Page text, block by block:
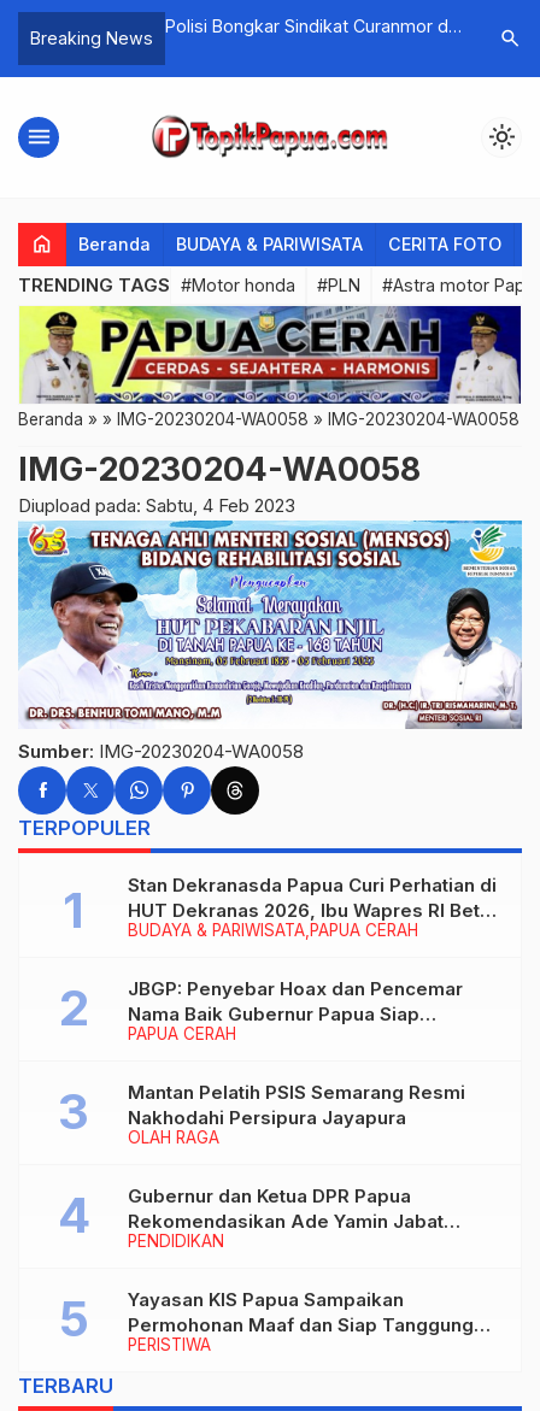
Breaking News
Polisi Bongkar Sindikat Curanmor di
Kembali
search
menu light_mode
home Beranda BUDAYA & PARIWISATA CERITA FOTO
TRENDING TAGS #Motor honda #PLN #Astra motor
Beranda » » IMG-20230204-WA0058 » IMG-20230204-WA0058
IMG-20230204-WA0058
Diupload pada: Sabtu, 4 Feb 2023
Sumber: IMG-20230204-WA0058
TERPOPULER
BUDAYA & PARIWISATA PAPUA CERAH
Stan Dekranasda Papua Curi Perhatian di
HUT Dekranas 2026, Ibu Wapres RI Betah
Menikmati Karya Perajin
PAPUA CERAH
JBGP: Penyebar Hoax dan Pencemar
Nama Baik Gubernur Papua Siap
Berhadapan dengan Hukum!
OLAH RAGA
Mantan Pelatih PSIS Semarang Resmi
Nakhodahi Persipura Jayapura
PENDIDIKAN
Gubernur dan Ketua DPR Papua
Rekomendasikan Ade Yamin Jabat
Rektor IAIN Fattahul Muluk Papua
PERISTIWA
Yayasan KIS Papua Sampaikan
Permohonan Maaf dan Siap Tanggung
Biaya Korban Dugaan Keracunan MBG di
TERBARU